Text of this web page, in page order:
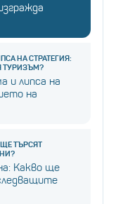
НА СТРАТЕГИЯ:
ТУРИЗЪМ?
и липса на
на
ТЪРСЯТ
Какво ще